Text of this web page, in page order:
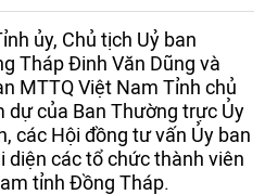
ủy, Chủ tịch Uỷ ban
Tháp Đinh Văn Dũng và
MTTQ Việt Nam Tỉnh chủ
dự của Ban Thường trực Ủy
các Hội đồng tư vấn Ủy ban
diện các tổ chức thành viên
tỉnh Đồng Tháp.